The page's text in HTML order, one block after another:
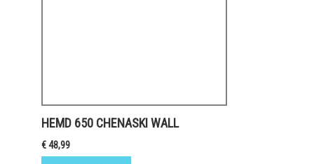
HEMD 650 CHENASKI WALL
€ 48,99